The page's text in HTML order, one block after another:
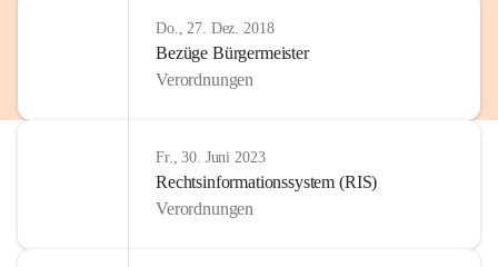
Do., 27. Dez. 2018
Bezüge Bürgermeister
Verordnungen
Fr., 30. Juni 2023
Rechtsinformationssystem (RIS)
Verordnungen